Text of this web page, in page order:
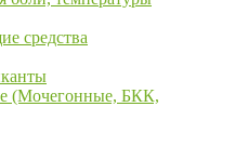
средства
(Мочегонные, БКК,